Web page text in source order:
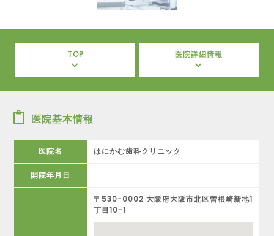
TOP 医院詳細情報
医院基本情報
医院名 はにかむ歯科クリニック
開院年月日
〒530-0002 大阪府大阪市北区曽根崎新地1
丁目10-1